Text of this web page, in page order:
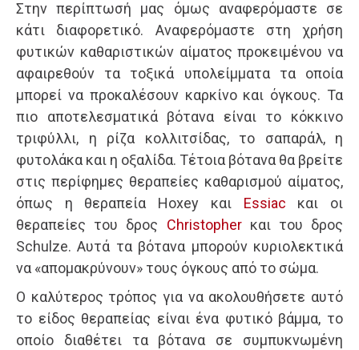
Στην περίπτωσή μας όμως αναφερόμαστε σε
κάτι διαφορετικό. Αναφερόμαστε στη χρήση
φυτικών καθαριστικών αίματος προκειμένου να
αφαιρεθούν τα τοξικά υπολείμματα τα οποία
μπορεί να προκαλέσουν καρκίνο και όγκους. Τα
πιο αποτελεσματικά βότανα είναι το κόκκινο
τριφύλλι, η ρίζα κολλιτσίδας, το σαπαράλ, η
φυτολάκα και η οξαλίδα. Τέτοια βότανα θα βρείτε
στις περίφημες θεραπείες καθαρισμού αίματος,
όπως η θεραπεία Hoxey και Essiac και οι
θεραπείες του δρος Christopherκαι του δρος
Schulze. Αυτά τα βότανα μπορούν κυριολεκτικά
να «απομακρύνουν» τους όγκους από το σώμα.
Ο καλύτερος τρόπος για να ακολουθήσετε αυτό
το είδος θεραπείας είναι ένα φυτικό βάμμα, το
οποίο διαθέτει τα βότανα σε συμπυκνωμένη